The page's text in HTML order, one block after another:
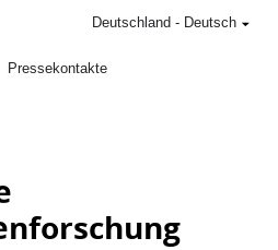
Pressekontakte
Deutschland - Deutsch